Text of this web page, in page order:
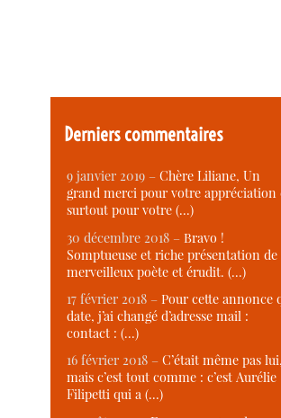
Derniers commentaires
9 janvier 2019 –Chère Liliane, Un
grand merci pour votre appréciation
surtout pour votre (…)
30 décembre 2018 –Bravo !
Somptueuse et riche présentation de
merveilleux poète et érudit. (…)
17 février 2018 –Pour cette annonce
date, j’ai changé d’adresse mail :
contact : (…)
16 février 2018 –C’était même pas lui,
mais c’est tout comme : c’est Aurélie
Filipetti qui a (…)